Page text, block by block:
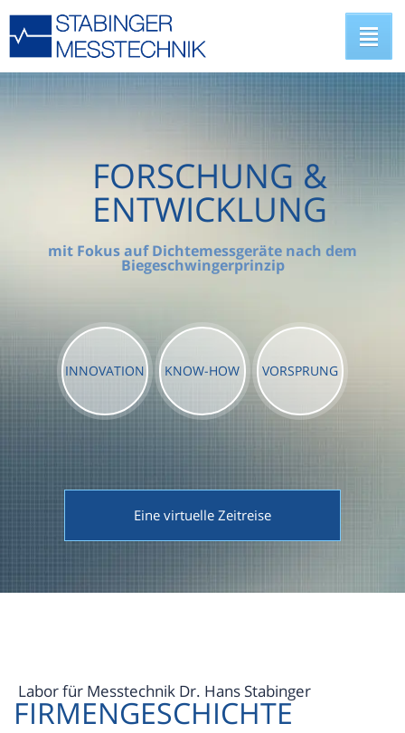
FORSCHUNG &
ENTWICKLUNG
mit Fokus auf Dichtemessgeräte nach dem
Biegeschwingerprinzip
INNOVATION KNOW-HOW VORSPRUNG
Eine virtuelle Zeitreise
Labor für Messtechnik Dr. Hans Stabinger
FIRMENGESCHICHTE